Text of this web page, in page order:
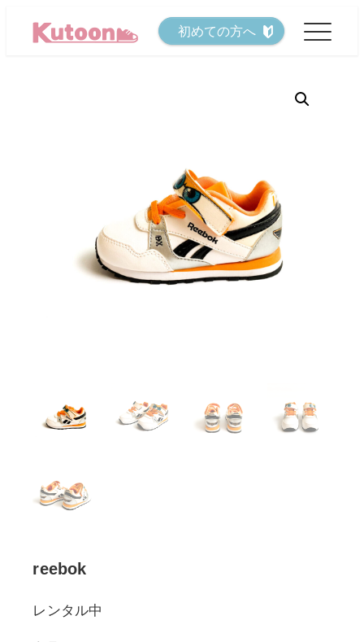
初めての方へ
reebok
レンタル中